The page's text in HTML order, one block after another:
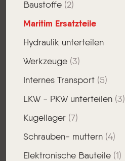
Baustoffe (2)
Maritim Ersatzteile
Hydraulik unterteilen
Werkzeuge (3)
Internes Transport (5)
LKW - PKW unterteilen (3)
Kugellager (7)
Schrauben- muttern (4)
Elektronische Bauteile (1)